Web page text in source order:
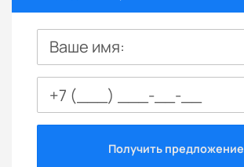
Ваше имя:
Получить предложение